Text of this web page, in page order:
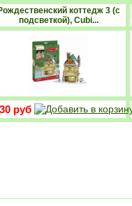
коттедж 3 (с
подсветкой), Cubi...
руб